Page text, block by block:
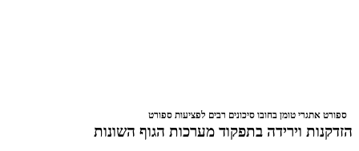
ספורט אתגרי טומן בחובו סיכונים רבים לפציעות ספורט
הזדקנות וירידה בתפקוד מערכות הגוף השונות